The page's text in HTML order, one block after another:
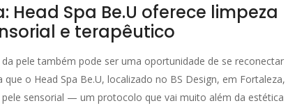
Spa Be.U oferece limpeza
e terapêutico
pele também pode ser uma oportunidade de se reconectar
o Head Spa Be.U, localizado no BS Design, em Fortaleza,
pele sensorial — um protocolo que vai muito além da estética